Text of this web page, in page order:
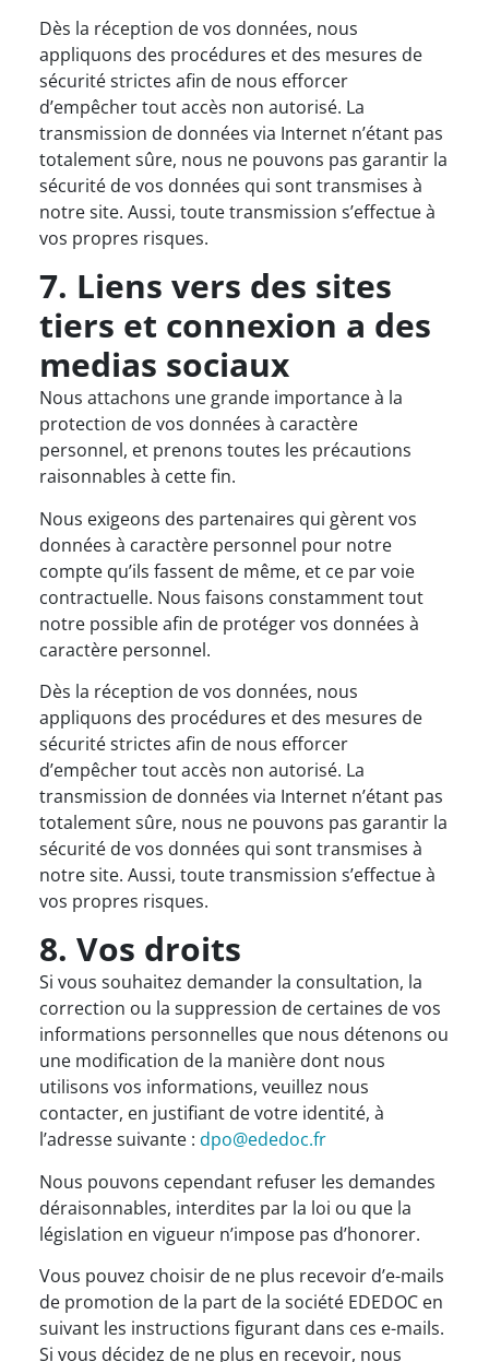
Dès la réception de vos données, nous
appliquons des procédures et des mesures de
sécurité strictes afin de nous efforcer
d’empêcher tout accès non autorisé. La
transmission de données via Internet n’étant pas
totalement sûre, nous ne pouvons pas garantir la
sécurité de vos données qui sont transmises à
notre site. Aussi, toute transmission s’effectue à
vos propres risques.
7. Liens vers des sites
tiers et connexion a des
medias sociaux
Nous attachons une grande importance à la
protection de vos données à caractère
personnel, et prenons toutes les précautions
raisonnables à cette fin.
Nous exigeons des partenaires qui gèrent vos
données à caractère personnel pour notre
compte qu’ils fassent de même, et ce par voie
contractuelle. Nous faisons constamment tout
notre possible afin de protéger vos données à
caractère personnel.
Dès la réception de vos données, nous
appliquons des procédures et des mesures de
sécurité strictes afin de nous efforcer
d’empêcher tout accès non autorisé. La
transmission de données via Internet n’étant pas
totalement sûre, nous ne pouvons pas garantir la
sécurité de vos données qui sont transmises à
notre site. Aussi, toute transmission s’effectue à
vos propres risques.
8. Vos droits
Si vous souhaitez demander la consultation, la
correction ou la suppression de certaines de vos
informations personnelles que nous détenons ou
une modification de la manière dont nous
utilisons vos informations, veuillez nous
contacter, en justifiant de votre identité, à
l’adresse suivante : dpo@ededoc.fr
Nous pouvons cependant refuser les demandes
déraisonnables, interdites par la loi ou que la
législation en vigueur n’impose pas d’honorer.
Vous pouvez choisir de ne plus recevoir d’e-mails
de promotion de la part de la société EDEDOC en
suivant les instructions figurant dans ces e-mails.
Si vous décidez de ne plus en recevoir, nous